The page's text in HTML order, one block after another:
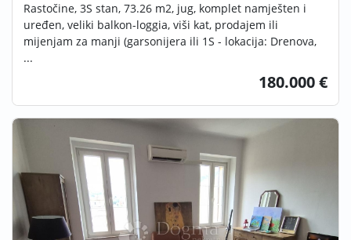
Rastočine, 3S stan, 73.26 m2, jug, komplet namješten i
uređen, veliki balkon-loggia, viši kat, prodajem ili
mijenjam za manji (garsonijera ili 1S - lokacija: Drenova,
...
180.000 €